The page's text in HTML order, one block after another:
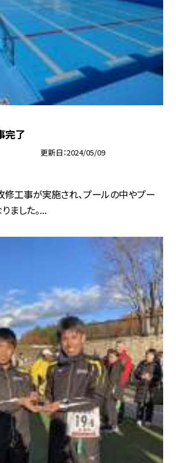
完了
更新日 2024/05/09
修工事が実施され、プールの中やプー
ました。...